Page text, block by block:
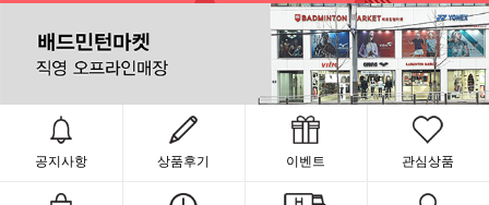
공지사항 상품후기 이벤트 관심상품